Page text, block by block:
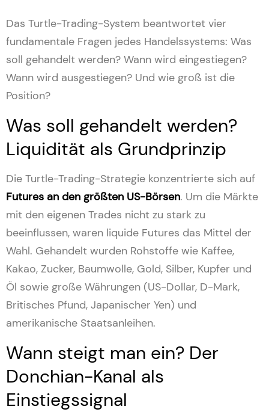
Das Turtle-Trading-System beantwortet vier
fundamentale Fragen jedes Handelssystems: Was
soll gehandelt werden? Wann wird eingestiegen?
Wann wird ausgestiegen? Und wie groß ist die
Position?
Was soll gehandelt werden?
Liquidität als Grundprinzip
Die Turtle-Trading-Strategie konzentrierte sich auf
Futures an den größten US-Börsen. Um die Märkte
mit den eigenen Trades nicht zu stark zu
beeinflussen, waren liquide Futures das Mittel der
Wahl. Gehandelt wurden Rohstoffe wie Kaffee,
Kakao, Zucker, Baumwolle, Gold, Silber, Kupfer und
Öl sowie große Währungen (US-Dollar, D-Mark,
Britisches Pfund, Japanischer Yen) und
amerikanische Staatsanleihen.
Wann steigt man ein? Der
Donchian-Kanal als
Einstiegssignal